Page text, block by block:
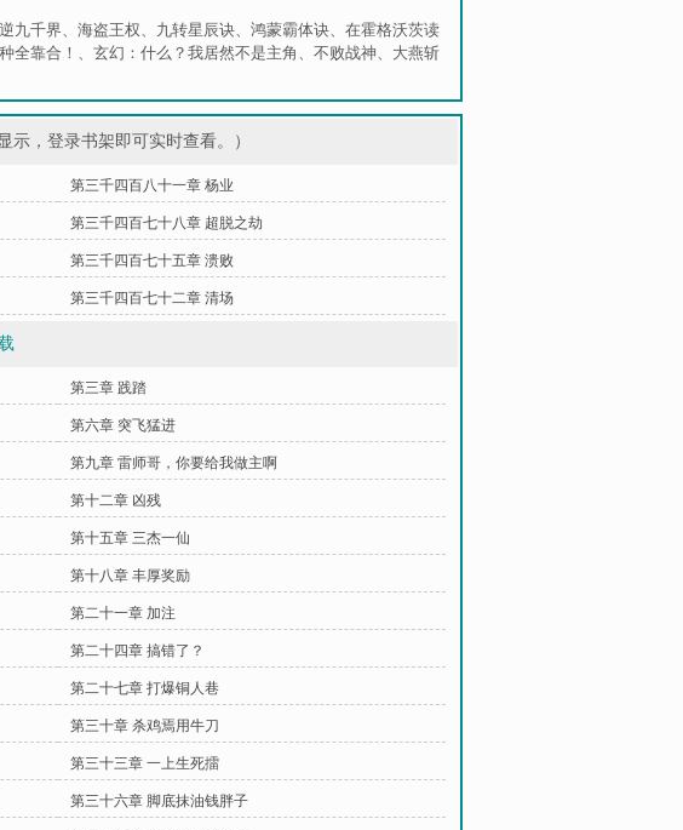
九千界、 海盗王权、 九转星辰诀、 鸿蒙霸体诀、 在霍格沃茨读
全靠合！ 、 玄幻：什么？我居然不是主角 、 不败战神、 大燕斩
示，登录书架即可实时查看。）
第三千四百八十一章 杨业
第三千四百七十八章 超脱之劫
第三千四百七十五章 溃败
第三千四百七十二章 清场
第三章 践踏
第六章 突飞猛进
第九章 雷师哥，你要给我做主啊
第十二章 凶残
第十五章 三杰一仙
第十八章 丰厚奖励
第二十一章 加注
第二十四章 搞错了？
第二十七章 打爆铜人巷
第三十章 杀鸡焉用牛刀
第三十三章 一上生死擂
第三十六章 脚底抹油钱胖子